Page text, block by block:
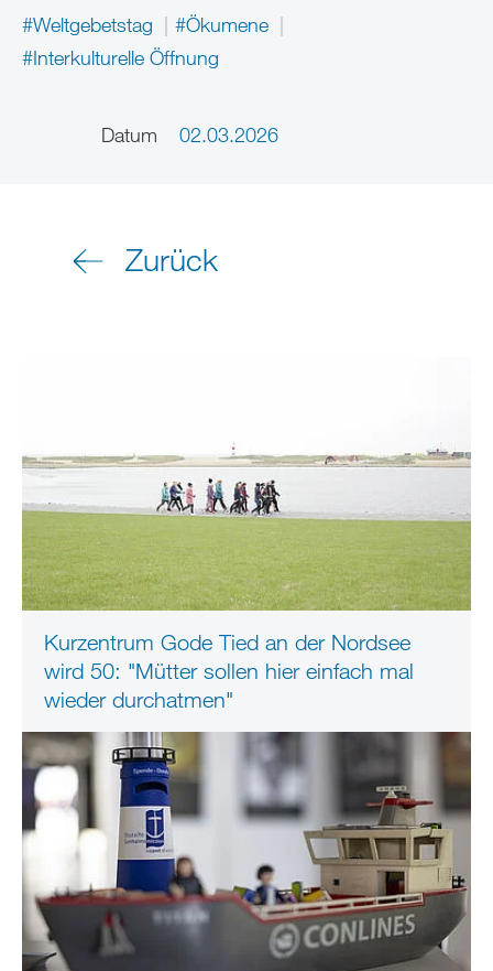
#Weltgebetstag
#Ökumene
#Interkulturelle Öffnung
Datum 02.03.2026
Zurück
Kurzentrum Gode Tied an der Nordsee
wird 50: "Mütter sollen hier einfach mal
wieder durchatmen"